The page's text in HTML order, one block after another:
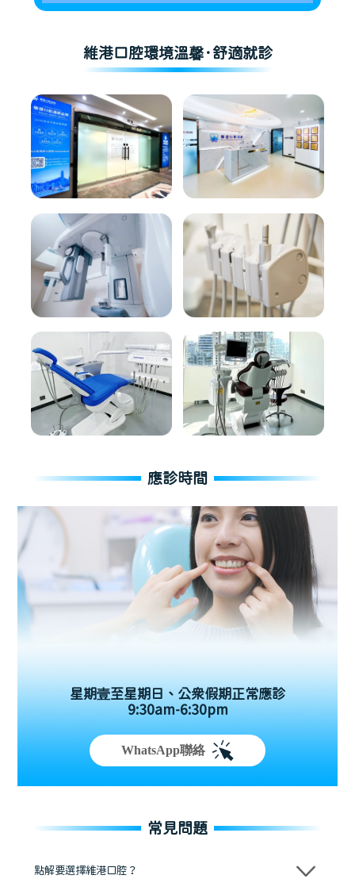
維港口腔環境溫馨·舒適就診
應診時間
星期壹至星期日、公眾假期正常應診
9:30am-6:30pm
WhatsApp聯絡
常見問題
點解要選擇維港口腔？